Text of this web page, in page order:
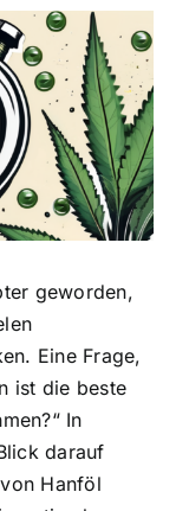
geworden,
Eine Frage,
ist die beste
In
darauf
Hanföl